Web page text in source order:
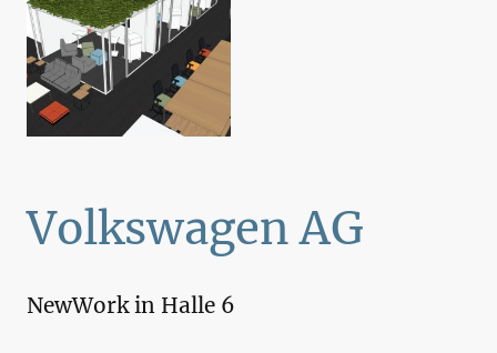
Volkswagen AG
NewWork in Halle 6